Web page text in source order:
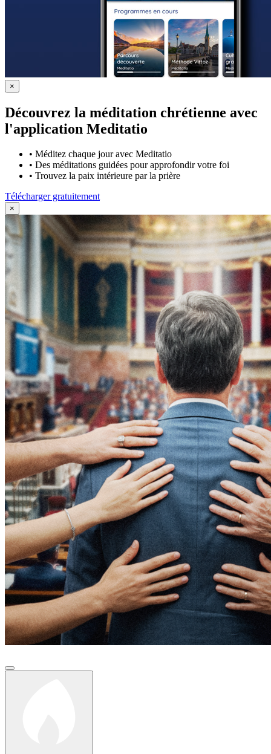
×
Découvrez la méditation chrétienne avec
l'application Meditatio
• Méditez chaque jour avec Meditatio
• Des méditations guidées pour approfondir votre foi
• Trouvez la paix intérieure par la prière
Télécharger gratuitement
×